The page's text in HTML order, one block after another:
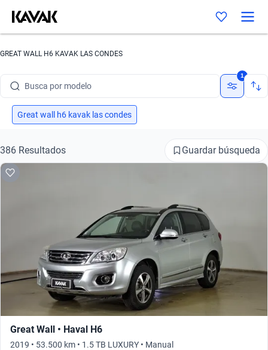
GREAT WALL H6 KAVAK LAS CONDES
Busca por marca
Busca por versión
Busca por año
Busca por modelo
1
Great wall h6 kavak las condes
386 Resultados Guardar búsqueda
Great Wall • Haval H6
2019 • 53.500 km • 1.5 TB LUXURY • Manual